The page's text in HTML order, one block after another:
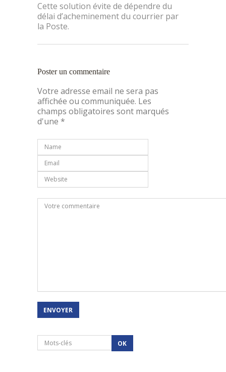
Cette solution évite de dépendre du
délai d’acheminement du courrier par
la Poste.
Poster un commentaire
Votre adresse email ne sera pas
affichée ou communiquée. Les
champs obligatoires sont marqués
d'une *